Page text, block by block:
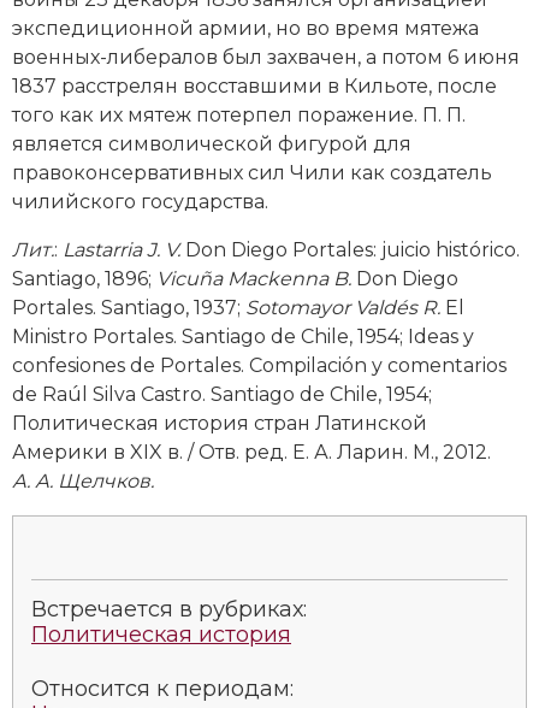
Религия и церковь
Россия
Северная Америка
Социально-экономическая история
Специальные исторические дисциплины
СССР
Южная Америка
экспедиционной армии, но во время мятежа
военных-­либералов был захвачен, а потом 6 июня
1837 расстрелян восставшими в Кильоте, после
того как их мятеж потерпел поражение. П. П.
является символической фигурой для
правоконсервативных сил Чили как создатель
чилийского государства.
Лит.: Lastarria J. V.Don Diego Portales: juicio histórico.
Santiago, 1896; Vicuña Mackenna B. Don Diego
Portales. Santiago, 1937; Sotomayor Valdés R. El
Ministro Portales. Santiago de Chile, 1954; Ideas y
confesiones de Portales. Compilación y comentarios
de Raúl Silva Castro. Santiago de Chile, 1954;
Политическая история стран Латинской
Америки в XIX в. / Отв. ред. Е. А. Ларин. М., 2012.
А. А. Щелчков.
Встречается в рубриках:
Политическая история
Относится к периодам: